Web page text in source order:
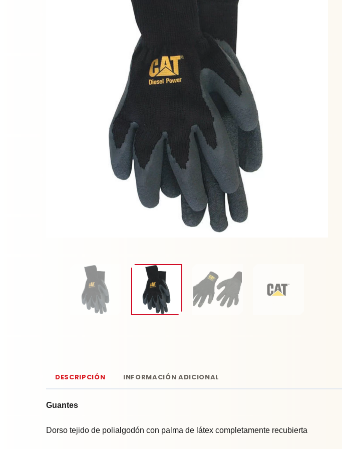
DESCRIPCIÓN INFORMACIÓN ADICIONAL
Guantes
Dorso tejido de polialgodón con palma de látex completamente recubierta